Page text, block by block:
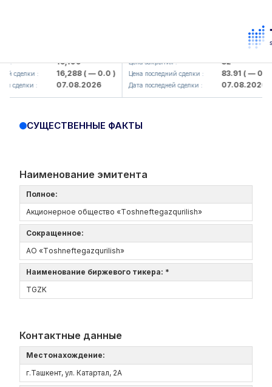
16,100
: 16,288( — 0.0 )
: 07.08.2026
KFSK (<Kafolat sug'urta
Цена закрытия : 82
Цена последний сделки : 83.91( — 0.0 )
Дата последней сделки : 07.08.2026
СУЩЕСТВЕННЫЕ ФАКТЫ
Наименование эмитента
Полное:
Акционерное общество «Tоshneftеgazqurilish»
Сокращенное:
АО «Tоshneftеgazqurilish»
Наименование биржевого тикера: *
TGZK
Контактные данные
Местонахождение:
г.Ташкент, ул. Катартал, 2А